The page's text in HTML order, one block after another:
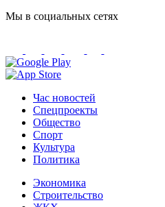
Мы в социальных сетях
Час новостей
Спецпроекты
Общество
Спорт
Культура
Политика
Экономика
Строительство